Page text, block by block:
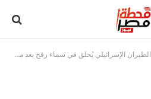
الطيران الإسرائيلي يُحلق في سماء رفح بعد مقتل وإصابة عدد من جنود الاحتلال